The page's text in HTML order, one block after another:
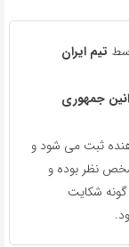
تیم ایران
جمهوری
ثبت می شود و
نظر بوده و
شکایت